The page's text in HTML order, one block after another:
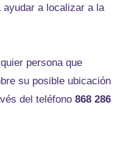
ayudar a localizar a la
persona que
su posible ubicación
del teléfono 868 286